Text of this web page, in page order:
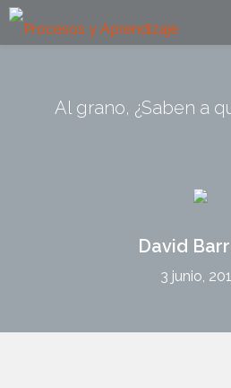
Al grano, ¿Saben a
David
3 junio,